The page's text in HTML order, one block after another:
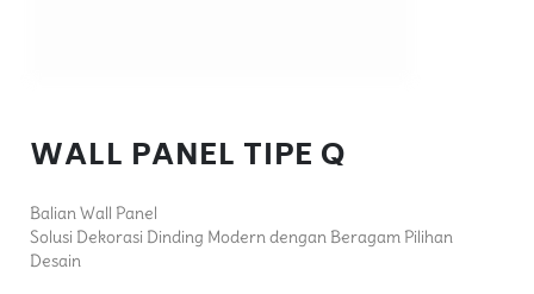
WALL PANEL TIPE Q
Balian Wall Panel
Solusi Dekorasi Dinding Modern dengan Beragam Pilihan
Desain